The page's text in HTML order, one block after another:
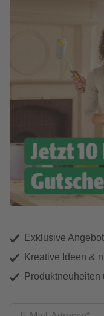
Exklusive
Kreative Ideen &